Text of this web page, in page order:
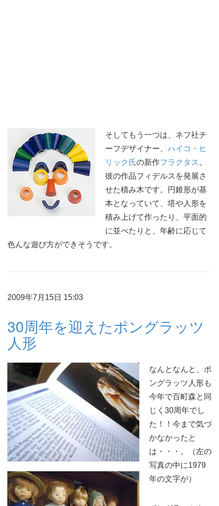
そしてもう一つは、ネフ社チ
ーフデザイナー、 ハイコ・ヒ
リック氏の新作フラクタス 。
彼の作品フィデルスを発展さ
せた積み木です。円錐形が基
本となっていて、塔や人形を
積み上げて作ったり、平面的
に並べたりと、年齢に応じて
色んな遊び方ができそうです。
2009年7月15日 15:03
30周年を迎えたポングラッツ
人形
なんとなんと、ポ
ングラッツ人形も
今年で百町森と同
じく30周年でし
た！！今まで気づ
かなかったと
は・・・。（左の
写真の中に1979
年の文字が）